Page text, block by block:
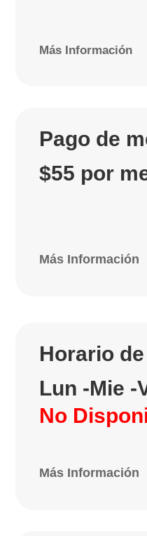
Más Información
Pago de
$55 por
Más Información
Horario
Lun -Mie -
No
Más Información